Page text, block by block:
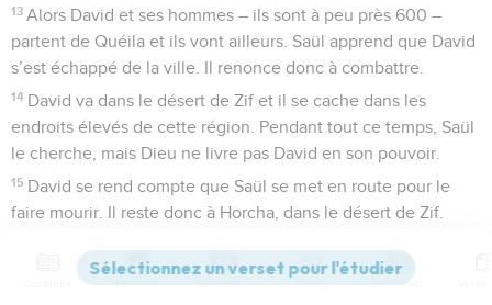
13 Alors David et ses hommes – ils sont à peu près 600 –
partent de Quéila et ils vont ailleurs. Saül apprend que David
s’est échappé de la ville. Il renonce donc à combattre.
14 David va dans le désert de Zif et il se cache dans les
endroits élevés de cette région. Pendant tout ce temps, Saül
le cherche, mais Dieu ne livre pas David en son pouvoir.
15 David se rend compte que Saül se met en route pour le
faire mourir. Il reste donc à Horcha, dans le désert de Zif.
rend courage à David au nom de Dieu.
Versions Commentaires Strong